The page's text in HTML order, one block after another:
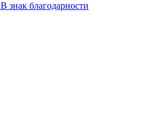
В знак благодарности